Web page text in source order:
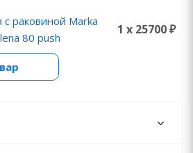
с раковиной Marka
80 push
1 x 25700 ₽